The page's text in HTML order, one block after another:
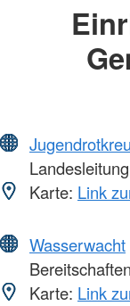
Karte: Link
Wasserwacht
Karte: Link